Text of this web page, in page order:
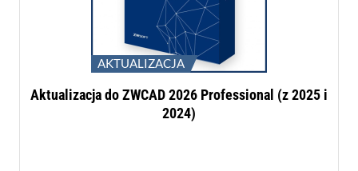
AKTUALIZACJA
Aktualizacja do ZWCAD 2026 Professional (z 2025 i
2024)